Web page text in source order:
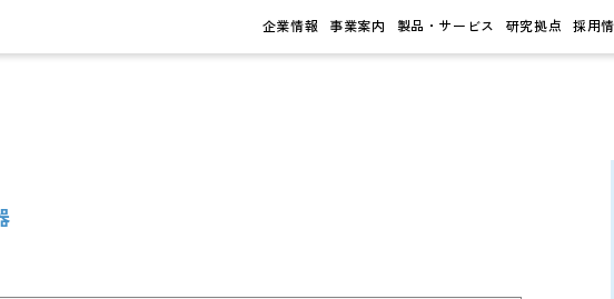
企業情報 事業案内 製品・サービス 研究拠点 採用